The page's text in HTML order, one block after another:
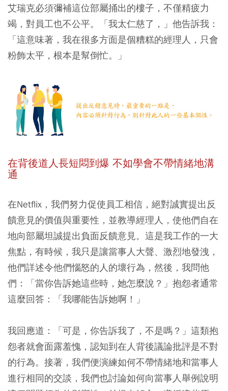
艾瑞克必須彌補這位部屬捅出的樓子，不僅精疲力
竭，對員工也不公平。「我太仁慈了，」他告訴我：
「這意味著，我在很多方面是個糟糕的經理人，只會
粉飾太平，根本是幫倒忙。」
在背後道人長短悶到爆 不如學會不帶情緒地溝
通
在Netflix，我們努力促使員工相信，絕對誠實提出反
饋意見的價值與重要性，並教導經理人，使他們自在
地向部屬坦誠提出負面反饋意見。這是我工作的一大
焦點，有時候，我只是讓當事人大聲、激烈地發洩，
他們詳述令他們惱怒的人的壞行為，然後，我問他
們：「當你告訴她這些時，她怎麼說？」抱怨者通常
這麼回答：「我哪能告訴她啊！」
我回應道：「可是，你告訴我了，不是嗎？」這類抱
怨者就會面露羞愧，認知到在人背後議論批評是不對
的行為。接著，我們便演練如何不帶情緒地和當事人
進行相同的交談，我們也討論如何向當事人舉例說明